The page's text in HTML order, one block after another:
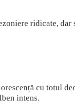
ridicate, dar
cu totul
intens.